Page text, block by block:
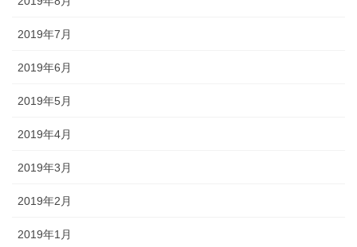
2019年7月
2019年6月
2019年5月
2019年4月
2019年3月
2019年2月
2019年1月